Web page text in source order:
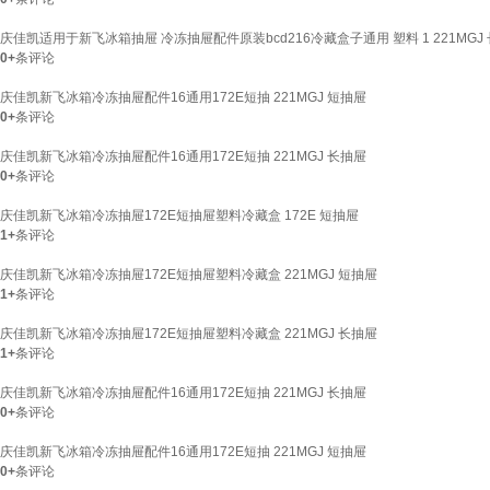
庆佳凯适用于新飞冰箱抽屉 冷冻抽屉配件原装bcd216冷藏盒子通用 塑料 1 221MGJ
0+条评论
庆佳凯新飞冰箱冷冻抽屉配件16通用172E短抽 221MGJ 短抽屉
0+条评论
庆佳凯新飞冰箱冷冻抽屉配件16通用172E短抽 221MGJ 长抽屉
0+条评论
庆佳凯新飞冰箱冷冻抽屉172E短抽屉塑料冷藏盒 172E 短抽屉
1+条评论
庆佳凯新飞冰箱冷冻抽屉172E短抽屉塑料冷藏盒 221MGJ 短抽屉
1+条评论
庆佳凯新飞冰箱冷冻抽屉172E短抽屉塑料冷藏盒 221MGJ 长抽屉
1+条评论
庆佳凯新飞冰箱冷冻抽屉配件16通用172E短抽 221MGJ 长抽屉
0+条评论
庆佳凯新飞冰箱冷冻抽屉配件16通用172E短抽 221MGJ 短抽屉
0+条评论